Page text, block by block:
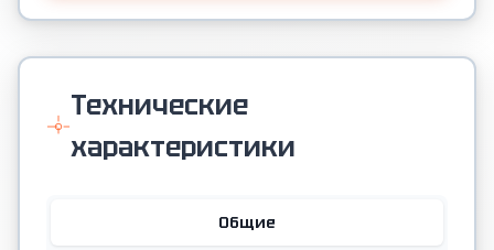
Технические
характеристики
Общие